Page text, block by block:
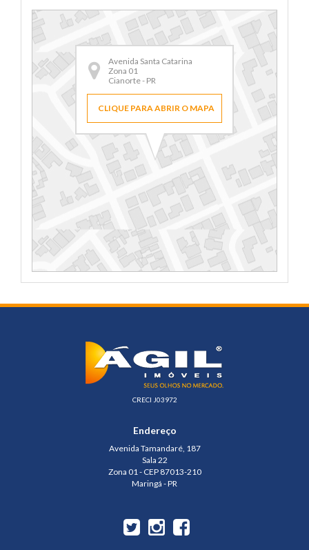
Avenida Santa Catarina
Zona 01
Cianorte - PR
CLIQUE PARA ABRIR O MAPA
CRECI J03972
Endereço
Avenida Tamandaré, 187
Sala 22
Zona 01 - CEP 87013-210
Maringá - PR